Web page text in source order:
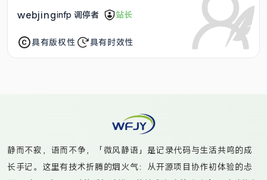
webjinginfp 调停者 站长
具有版权性 具有时效性
静而不寂，语而不争，「微风静语」是记录代码与生活共鸣的成
长手记。这里有技术折腾的烟火气：从开源项目协作初体验的忐